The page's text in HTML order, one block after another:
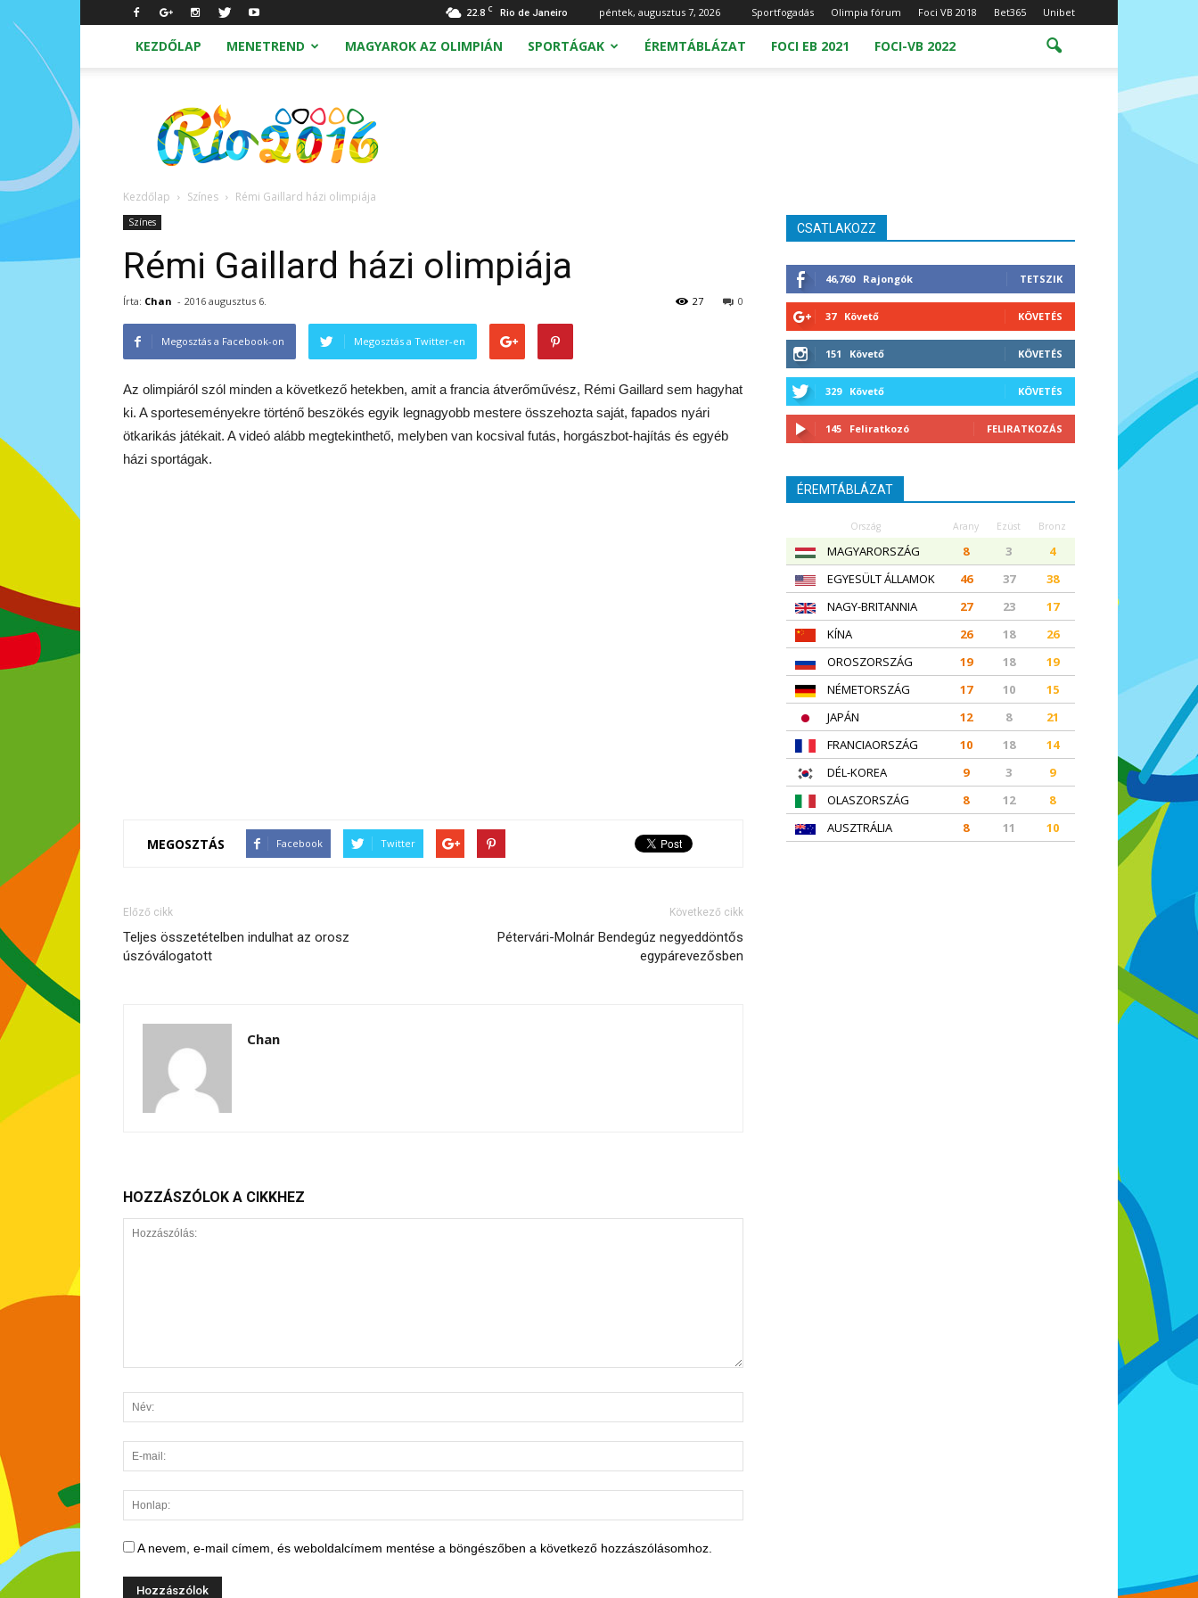
22.8 C Rio de Janeiro péntek, augusztus 7, 2026 Sportfogadás Olimpia fórum Foci VB 2018 Bet365 Unibet
KEZDŐLAP MENETREND MAGYAROK AZ OLIMPIÁN SPORTÁGAK ÉREMTÁBLÁZAT FOCI EB 2021 FOCI-VB 2022
Olimpia
2016
Rio
Kezdőlap Színes Rémi Gaillard házi olimpiája
Színes
Rémi Gaillard házi olimpiája
Írta: Chan - 2016 augusztus 6. 0
27
Megosztás a Facebook-on Megosztás a Twitter-en
Az olimpiáról szól minden a következő hetekben, amit a francia átverőművész, Rémi Gaillard sem hagyhat
ki. A sporteseményekre történő beszökés egyik legnagyobb mestere összehozta saját, fapados nyári
ötkarikás játékait. A videó alább megtekinthető, melyben van kocsival futás, horgászbot-hajítás és egyéb
házi sportágak.
MEGOSZTÁS Facebook Twitter
Előző cikk
Teljes összetételben indulhat az orosz
úszóválogatott
Következő cikk
Pétervári-Molnár Bendegúz negyeddöntős
egypárevezősben
Chan
HOZZÁSZÓLOK A CIKKHEZ
A nevem, e-mail címem, és weboldalcímem mentése a böngészőben a következő hozzászólásomhoz.
CSATLAKOZZ
46,760 Rajongók TETSZIK
37 Követő KÖVETÉS
151 Követő KÖVETÉS
329 Követő KÖVETÉS
145 Feliratkozó FELIRATKOZÁS
ÉREMTÁBLÁZAT
Ország Arany Ezüst Bronz
MAGYARORSZÁG 8 3
4
EGYESÜLT ÁLLAMOK
46 37
38
NAGY-BRITANNIA
27 23
17
KÍNA
26 18
26
OROSZORSZÁG
19 18
19
NÉMETORSZÁG
17 10
15
JAPÁN
12 8
21
FRANCIAORSZÁG
10 18
14
DÉL-KOREA
9 3
9
OLASZORSZÁG
8 12
8
AUSZTRÁLIA
8 11 10